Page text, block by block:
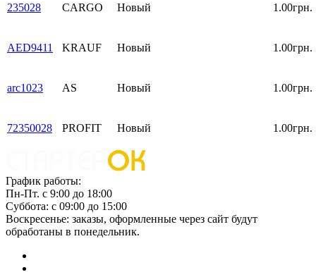
235028 CARGO Новый 1.00грн.
AED9411 KRAUF Новый 1.00грн.
arc1023 AS Новый 1.00грн.
72350028 PROFIT Новый 1.00грн.
График работы:
Пн-Пт. с 9:00 до 18:00
Суббота: с 09:00 до 15:00
Воскресенье: заказы, оформленные через сайт будут
обработаны в понедельник.